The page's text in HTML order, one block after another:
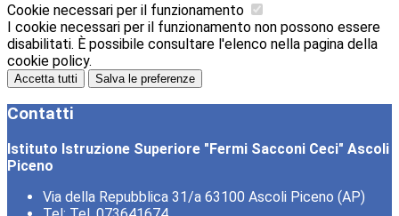
Cookie necessari per il funzionamento
I cookie necessari per il funzionamento non possono essere
disabilitati. È possibile consultare l'elenco nella pagina della
cookie policy.
Accetta tutti Salva le preferenze
Contatti
Istituto Istruzione Superiore "Fermi Sacconi Ceci" Ascoli
Piceno
Via della Repubblica 31/a 63100 Ascoli Piceno (AP)